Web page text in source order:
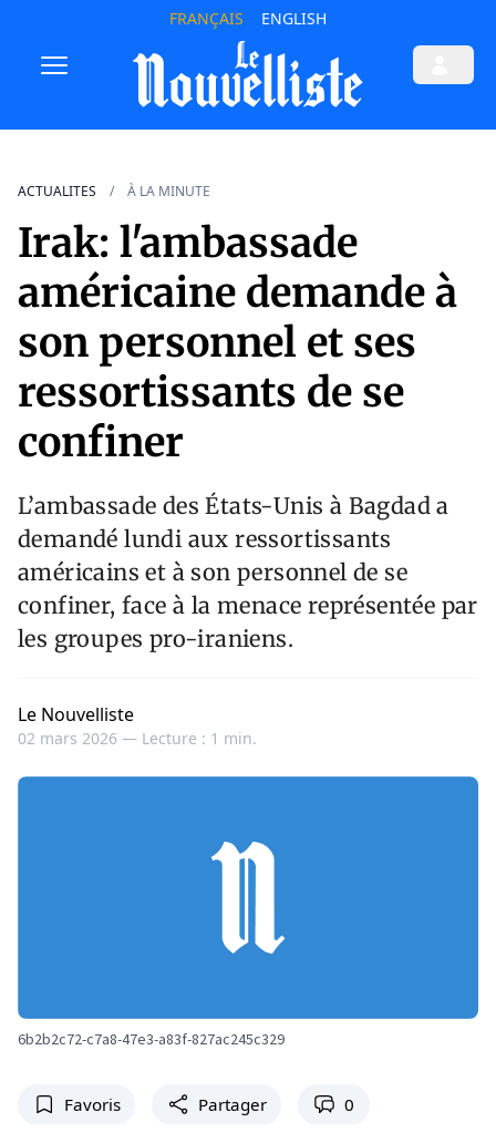
FRANÇAIS ENGLISH
ACTUALITES À LA MINUTE
Irak: l'ambassade
américaine demande à
son personnel et ses
ressortissants de se
confiner
L’ambassade des États-Unis à Bagdad a
demandé lundi aux ressortissants
américains et à son personnel de se
confiner, face à la menace représentée par
les groupes pro-iraniens.
Le Nouvelliste
02 mars 2026 — Lecture : 1 min.
6b2b2c72-c7a8-47e3-a83f-827ac245c329
Favoris Partager 0